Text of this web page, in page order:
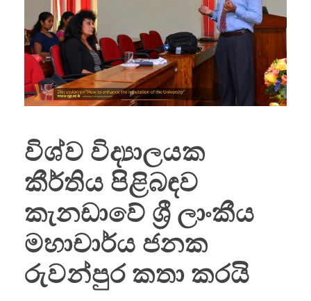
විශ්ව විද්‍යාලයක
කීර්තිය පිළිබඳව
කැනඩාවේ ශ්‍රී ලාංකීය
මහාචාර්ය ජනක
රුවන්පුර කතා කරයි